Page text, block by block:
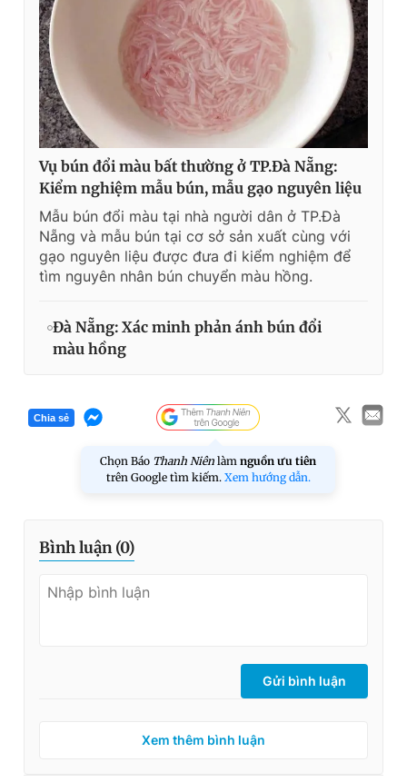
Vụ bún đổi màu bất thường ở TP.Đà Nẵng:
Kiểm nghiệm mẫu bún, mẫu gạo nguyên liệu
Mẫu bún đổi màu tại nhà người dân ở TP.Đà
Nẵng và mẫu bún tại cơ sở sản xuất cùng với
gạo nguyên liệu được đưa đi kiểm nghiệm để
tìm nguyên nhân bún chuyển màu hồng.
Đà Nẵng: Xác minh phản ánh bún đổi
màu hồng
Chia sẻ
Chọn Báo Thanh Niên làm nguồn ưu tiên
trên Google tìm kiếm. Xem hướng dẫn.
Bình luận (0)
Gửi bình luận
Xem thêm bình luận